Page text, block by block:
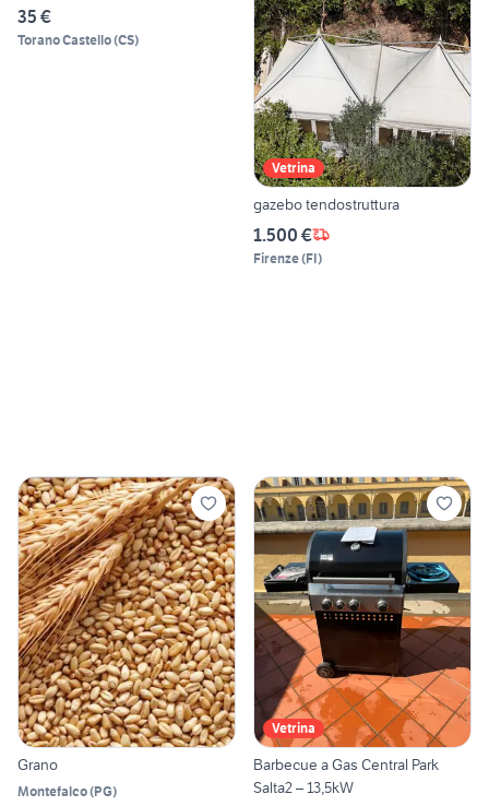
35 €
Torano Castello(CS)
Vetrina
gazebo tendostruttura
1.500 €
Firenze(FI)
Grano
Montefalco(PG)
Vetrina
Barbecue a Gas Central Park
Salta2 – 13,5kW